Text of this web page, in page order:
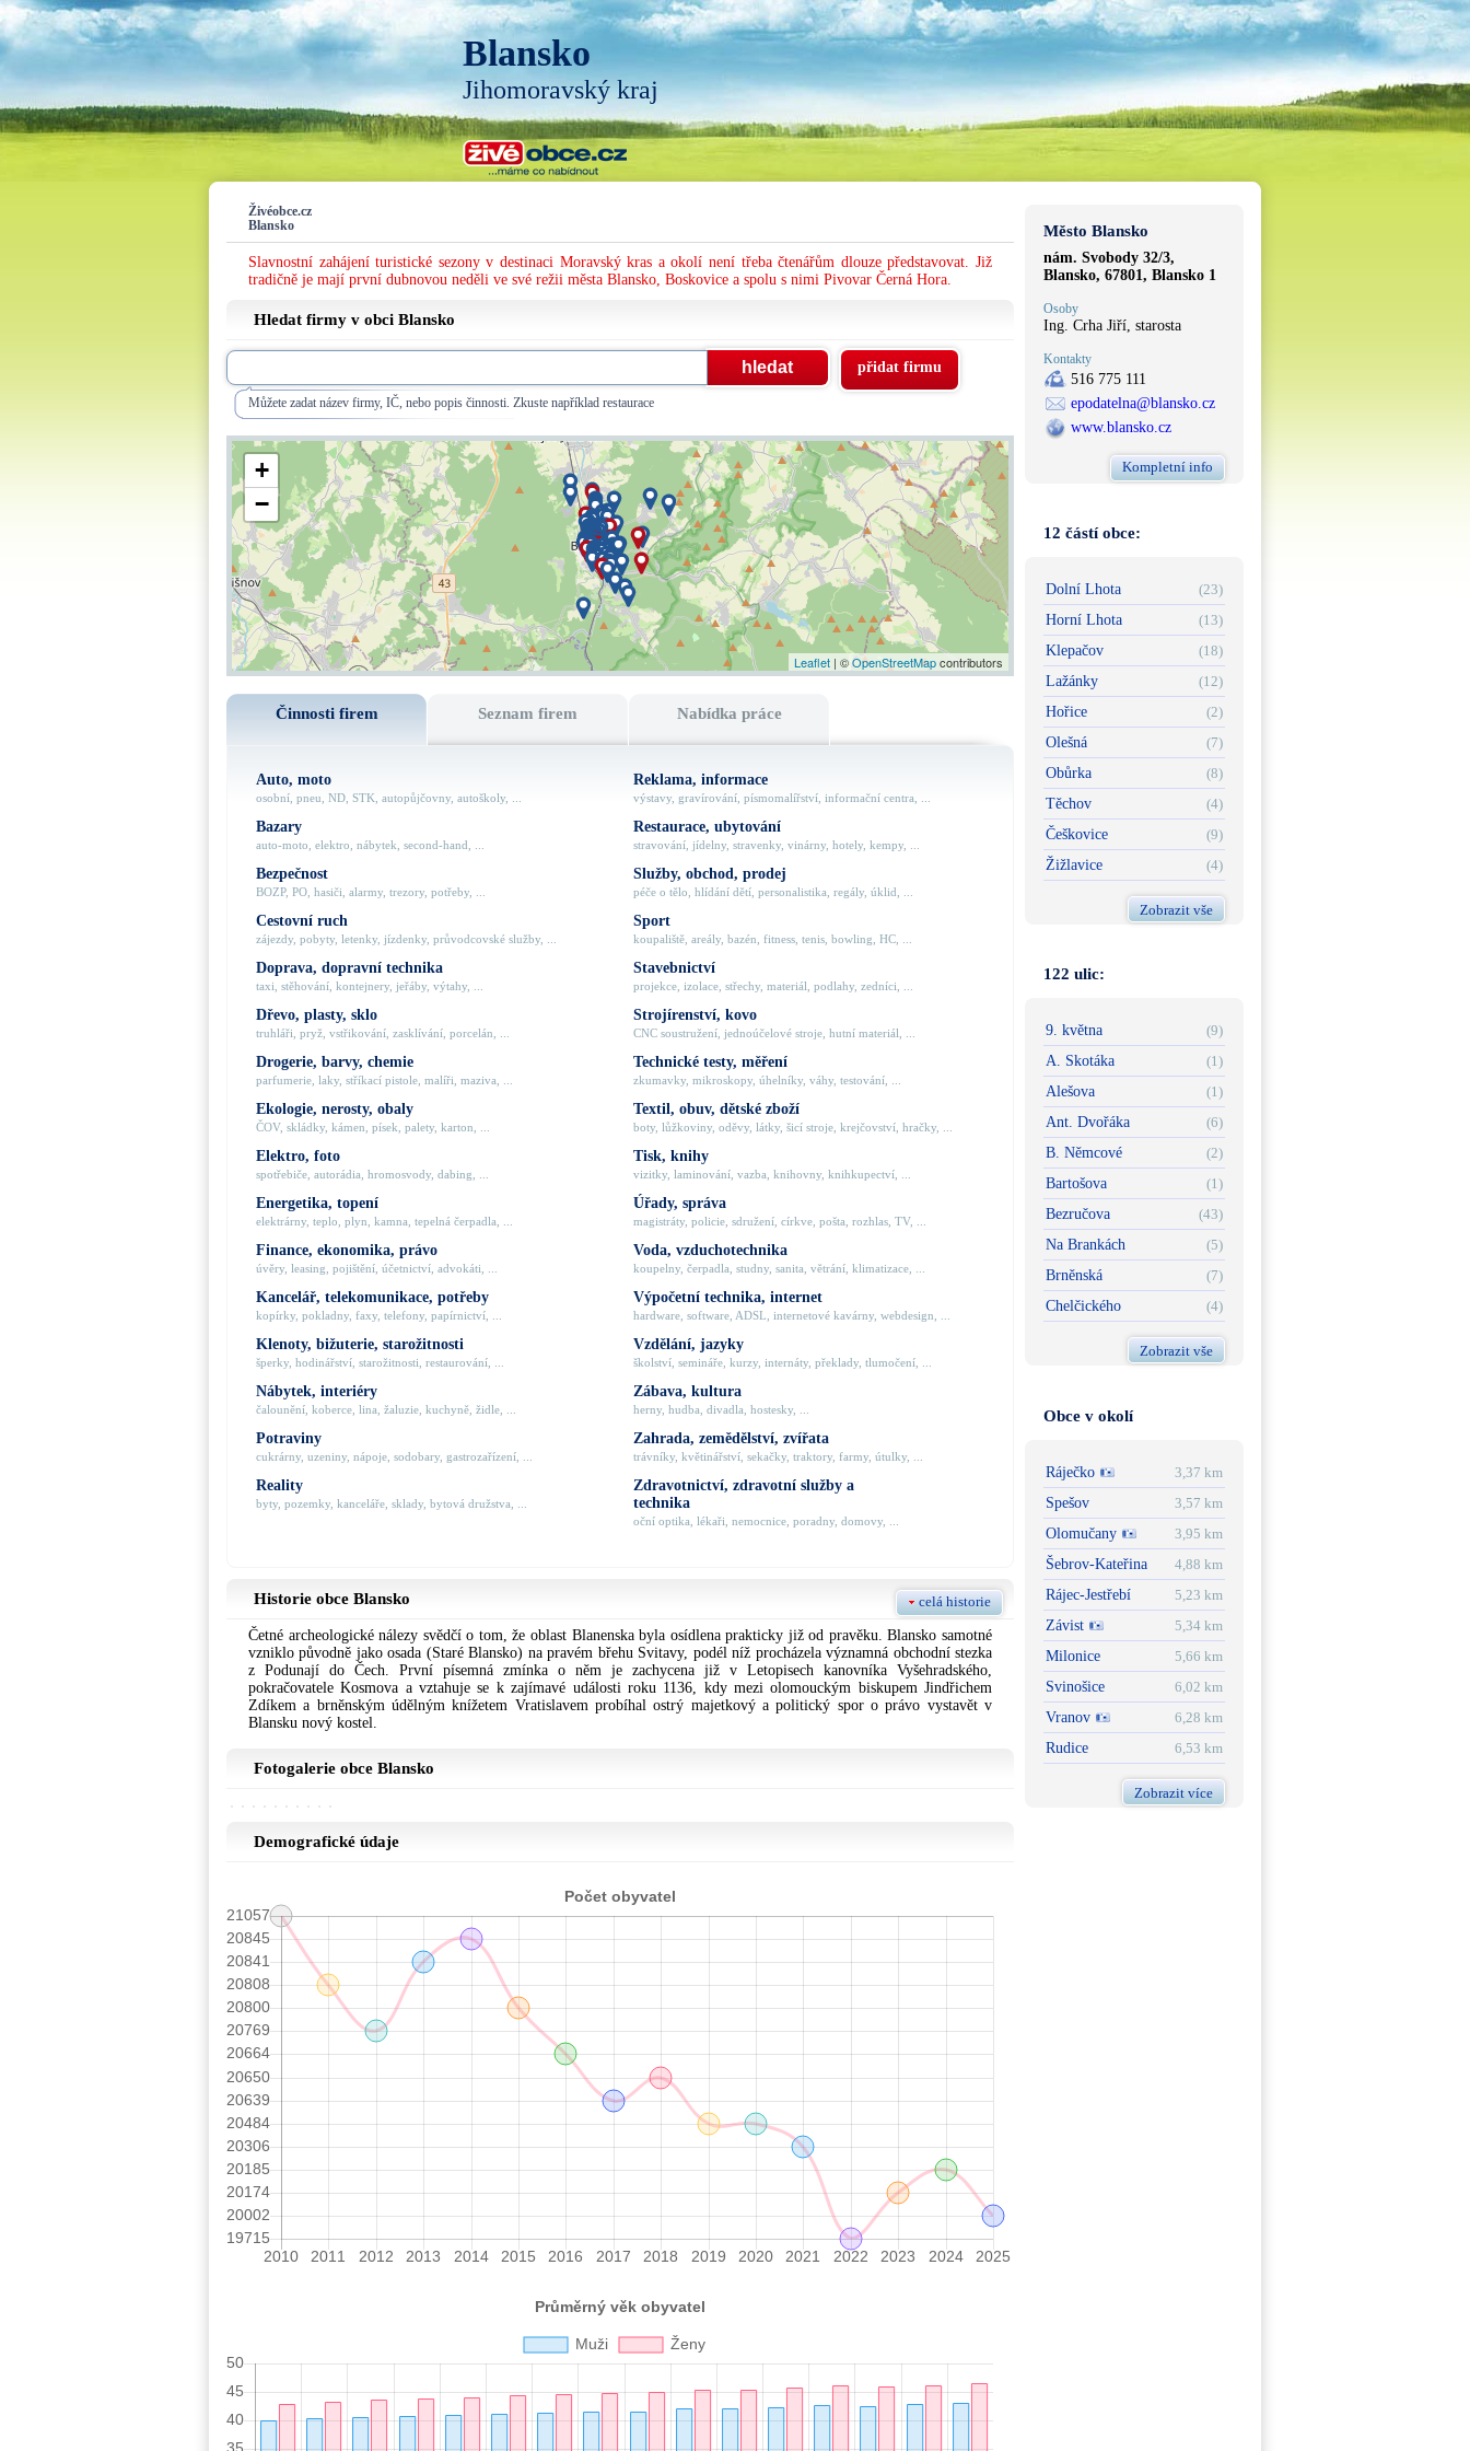
Blansko
Jihomoravský kraj
Živéobce.cz
Blansko
Slavnostní zahájení turistické sezony v destinaci Moravský kras a okolí není třeba čtenářům dlouze představovat. Již
tradičně je mají první dubnovou neděli ve své režii města Blansko, Boskovice a spolu s nimi Pivovar Černá Hora.
Hledat firmy v obci Blansko
Můžete zadat název firmy, IČ, nebo popis činnosti. Zkuste například restaurace
přidat firmu
+
−
Leaflet | ©OpenStreetMapcontributors
Činnosti firem Seznam firem Nabídka práce
Auto, moto
osobní, pneu, ND, STK, autopůjčovny, autoškoly, ...
Bazary
auto-moto, elektro, nábytek, second-hand, ...
Bezpečnost
BOZP, PO, hasiči, alarmy, trezory, potřeby, ...
Cestovní ruch
zájezdy, pobyty, letenky, jízdenky, průvodcovské služby, ...
Doprava, dopravní technika
taxi, stěhování, kontejnery, jeřáby, výtahy, ...
Dřevo, plasty, sklo
truhláři, pryž, vstřikování, zasklívání, porcelán, ...
Drogerie, barvy, chemie
parfumerie, laky, stříkací pistole, malíři, maziva, ...
Ekologie, nerosty, obaly
ČOV, skládky, kámen, písek, palety, karton, ...
Elektro, foto
spotřebiče, autorádia, hromosvody, dabing, ...
Energetika, topení
elektrárny, teplo, plyn, kamna, tepelná čerpadla, ...
Finance, ekonomika, právo
úvěry, leasing, pojištění, účetnictví, advokáti, ...
Kancelář, telekomunikace, potřeby
kopírky, pokladny, faxy, telefony, papírnictví, ...
Klenoty, bižuterie, starožitnosti
šperky, hodinářství, starožitnosti, restaurování, ...
Nábytek, interiéry
čalounění, koberce, lina, žaluzie, kuchyně, židle, ...
Potraviny
cukrárny, uzeniny, nápoje, sodobary, gastrozařízení, ...
Reality
byty, pozemky, kanceláře, sklady, bytová družstva, ...
Reklama, informace
výstavy, gravírování, písmomalířství, informační centra, ...
Restaurace, ubytování
stravování, jídelny, stravenky, vinárny, hotely, kempy, ...
Služby, obchod, prodej
péče o tělo, hlídání dětí, personalistika, regály, úklid, ...
Sport
koupaliště, areály, bazén, fitness, tenis, bowling, HC, ...
Stavebnictví
projekce, izolace, střechy, materiál, podlahy, zedníci, ...
Strojírenství, kovo
CNC soustružení, jednoúčelové stroje, hutní materiál, ...
Technické testy, měření
zkumavky, mikroskopy, úhelníky, váhy, testování, ...
Textil, obuv, dětské zboží
boty, lůžkoviny, oděvy, látky, šicí stroje, krejčovství, hračky, ...
Tisk, knihy
vizitky, laminování, vazba, knihovny, knihkupectví, ...
Úřady, správa
magistráty, policie, sdružení, církve, pošta, rozhlas, TV, ...
Voda, vzduchotechnika
koupelny, čerpadla, studny, sanita, větrání, klimatizace, ...
Výpočetní technika, internet
hardware, software, ADSL, internetové kavárny, webdesign, ...
Vzdělání, jazyky
školství, semináře, kurzy, internáty, překlady, tlumočení, ...
Zábava, kultura
herny, hudba, divadla, hostesky, ...
Zahrada, zemědělství, zvířata
trávníky, květinářství, sekačky, traktory, farmy, útulky, ...
Zdravotnictví, zdravotní služby a
technika
oční optika, lékaři, nemocnice, poradny, domovy, ...
Historie obce Blansko celá historie
Četné archeologické nálezy svědčí o tom, že oblast Blanenska byla osídlena prakticky již od pravěku. Blansko samotné
vzniklo původně jako osada (Staré Blansko) na pravém břehu Svitavy, podél níž procházela významná obchodní stezka
z Podunají do Čech. První písemná zmínka o něm je zachycena již v Letopisech kanovníka Vyšehradského,
pokračovatele Kosmova a vztahuje se k zajímavé události roku 1136, kdy mezi olomouckým biskupem Jindřichem
Zdíkem a brněnským údělným knížetem Vratislavem probíhal ostrý majetkový a politický spor o právo vystavět v
Blansku nový kostel.
Fotogalerie obce Blansko
Demografické údaje
Město Blansko
nám. Svobody 32/3,
Blansko, 67801, Blansko 1
Osoby
Ing. Crha Jiří, starosta
Kontakty
516 775 111
epodatelna@blansko.cz
www.blansko.cz
Kompletní info
12 částí obce:
Dolní Lhota
(23)
Horní Lhota
(13)
Klepačov
(18)
Lažánky
(12)
Hořice
(2)
Olešná
(7)
Obůrka
(8)
Těchov
(4)
Češkovice
(9)
Žižlavice
(4)
Zobrazit vše
122 ulic:
9. května
(9)
A. Skotáka
(1)
Alešova
(1)
Ant. Dvořáka
(6)
B. Němcové
(2)
Bartošova
(1)
Bezručova
(43)
Na Brankách
(5)
Brněnská
(7)
Chelčického
(4)
Zobrazit vše
Obce v okolí
Ráječko
3,37 km
Spešov
3,57 km
Olomučany
3,95 km
Šebrov-Kateřina
4,88 km
Rájec-Jestřebí
5,23 km
Závist
5,34 km
Milonice
5,66 km
Svinošice
6,02 km
Vranov
6,28 km
Rudice
6,53 km
Zobrazit více